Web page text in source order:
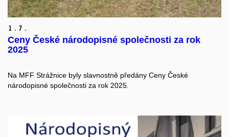
1. 7.
Ceny České národopisné společnosti za rok
2025
Na MFF Strážnice byly slavnostně předány Ceny České
národopisné společnosti za rok 2025.